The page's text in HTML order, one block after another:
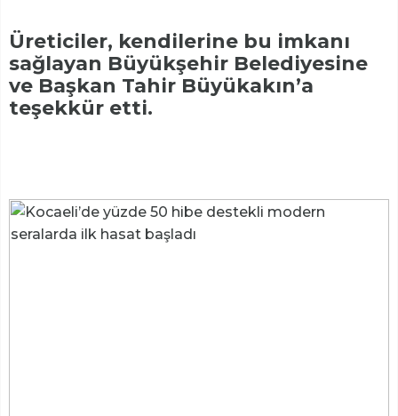
Üreticiler, kendilerine bu imkanı
sağlayan Büyükşehir Belediyesine
ve Başkan Tahir Büyükakın’a
teşekkür etti.